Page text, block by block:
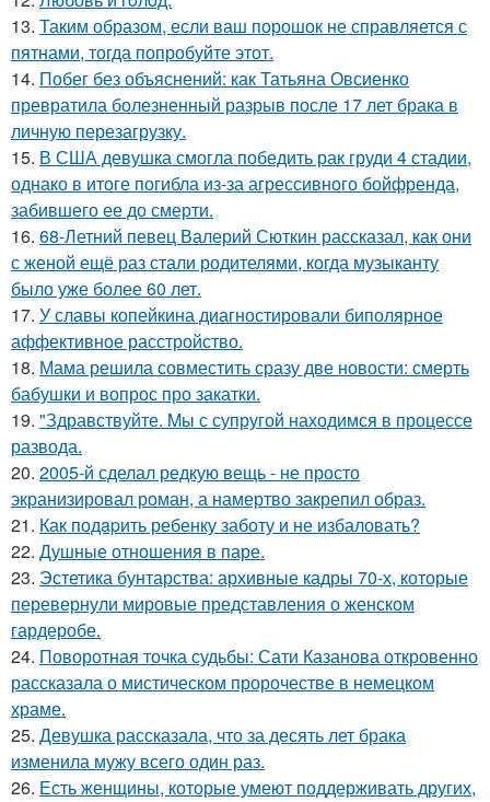
13. Таким образом, если ваш порошок не справляется с
пятнами, тогда попробуйте этот.
14. Побег без объяснений: как Татьяна Овсиенко
превратила болезненный разрыв после 17 лет брака в
личную перезагрузку.
15. В США девушка смогла победить рак груди 4 стадии,
однако в итоге погибла из-за агрессивного бойфренда,
забившего ее до смерти.
16. 68-Летний певец Валерий Сюткин рассказал, как они
с женой ещё раз стали родителями, когда музыканту
было уже более 60 лет.
17. У славы копейкина диагностировали биполярное
аффективное расстройство.
18. Мама решила совместить сразу две новости: смерть
бабушки и вопрос про закатки.
19. "Здравствуйте. Mы с супругой находимся в процессе
развода.
20. 2005-й сделал редкую вещь - не просто
экранизировал роман, а намертво закрепил образ.
21. Как подapить ребенку заботу и не избаловать?
22. Душные отношения в паре.
23. Эстетика бунтарства: архивные кадры 70-х, которые
перевернули мировые представления о женском
гардеробе.
24. Поворотная точка судьбы: Сати Казанова откровенно
рассказала о мистическом пророчестве в немецком
храме.
25. Девушка рассказала, что за десять лет брака
изменила мужу всего один раз.
26. Есть женщины, которые умеют поддерживать других,